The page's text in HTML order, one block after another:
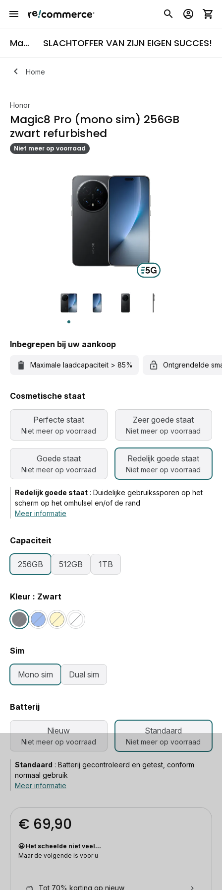
Magic8 Pro SLACHTOFFER VAN ZIJN EIGEN SUCCES!
Home
Honor
Magic8 Pro (mono sim) 256GB
zwart refurbished
Niet meer op voorraad
Inbegrepen bij uw aankoop
Maximale laadcapaciteit > 85% Ontgrendelde
Cosmetische staat
Perfecte staat
Niet meer op voorraad
Zeer goede staat
Niet meer op voorraad
Goede staat
Niet meer op voorraad
Redelijk goede staat
Niet meer op voorraad
Redelijk goede staat : Duidelijke gebruikssporen op het
scherm op het omhulsel en/of de rand
Meer informatie
Capaciteit
256GB 512GB 1TB
Kleur : Zwart
Sim
Mono sim Dual sim
Batterij
Nieuw
Niet meer op voorraad
Standaard
Niet meer op voorraad
Standaard : Batterij gecontroleerd en getest, conform
normaal gebruik
Meer informatie
€ 69,90
😬 Het scheelde niet veel...
Maar de volgende is voor u
Tot 70% korting op nieuw